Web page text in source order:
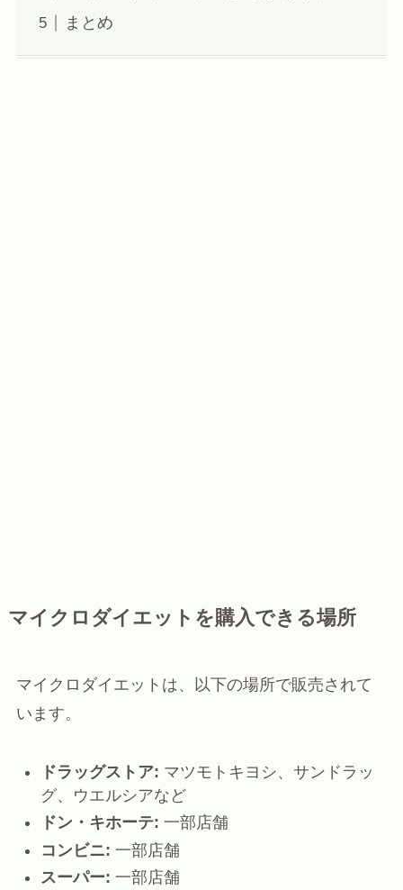
まとめ
マイクロダイエットを購入できる場所
マイクロダイエットは、以下の場所で販売されて
います。
ドラッグストア: マツモトキヨシ、サンドラッ
グ、ウエルシアなど
ドン・キホーテ: 一部店舗
コンビニ: 一部店舗
スーパー: 一部店舗